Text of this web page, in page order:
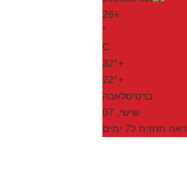
+
28
°
C
+
32°
+
22°
ברטיסלאבה
שישי, 07
ראה תחזית ל7 ימים